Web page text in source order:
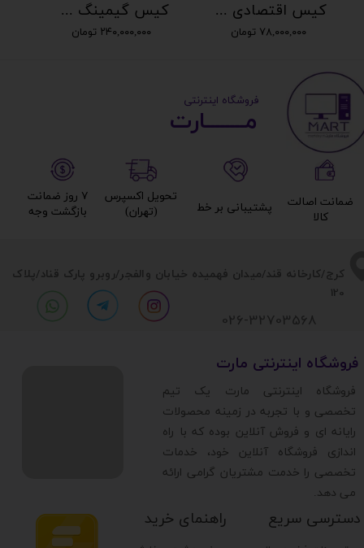
کیس گیمینگ حرفه ای نسل 13
۲۴۰,۰۰۰,۰۰۰ تومان
کیس اقتصادی نسل 13 با گرافیک 8گیگ
۷۸,۰۰۰,۰۰۰ تومان
​​کرج/کارخانه قند/میدان فهمیده خیابان والفجر/روبرو پارک قناد/پلاک
120
دسترسی سریع راهنمای خرید
​فروشگاه اینترنتی مارت
​فروشگاه اینترنتی مارت یک تیم
تخصصی و با تجربه در زمینه محصولات
رایانه ای و فروش آنلاین بوده که با راه
اندازی فروشگاه آنلاین خود، خدمات
تخصصی را خدمت مشتریان گرامی ارائه
می دهد.
026-32703568
مــــــــارت​​​​​​
​ ​فروشگاه اینترنتی
۷ روز ضمانت
بازگشت وجه​​​​​​​
تحویل اکسپرس
(تهران)​​​​​​​
پشتیبانی بر خط​​​​​​​
ضمانت اصالت
کالا​​​​​​​